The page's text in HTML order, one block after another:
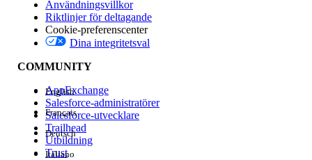
Version
Händelse
Användningsvillkor
Riktlinjer för deltagande
Cookie-preferenscenter
Dina integritetsval
COMMUNITY
AppExchange
Salesforce-administratörer
Salesforce-utvecklare
Trailhead
Utbildning
Trust
English
Français
Deutsch
Italiano